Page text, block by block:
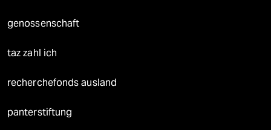
genossenschaft
taz zahl ich
recherchefonds ausland
panterstiftung